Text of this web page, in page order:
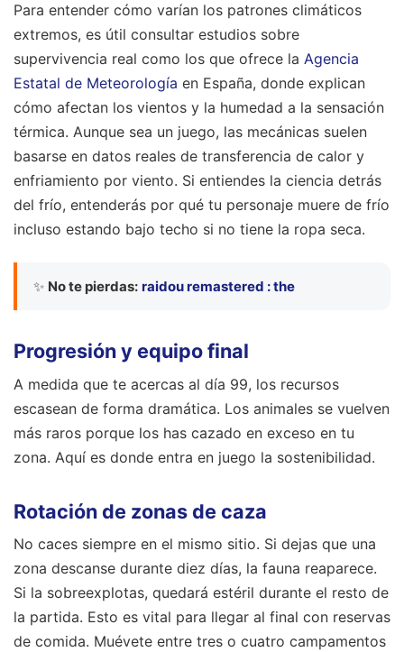
Para entender cómo varían los patrones climáticos
extremos, es útil consultar estudios sobre
supervivencia real como los que ofrece la Agencia
Estatal de Meteorología en España, donde explican
cómo afectan los vientos y la humedad a la sensación
térmica. Aunque sea un juego, las mecánicas suelen
basarse en datos reales de transferencia de calor y
enfriamiento por viento. Si entiendes la ciencia detrás
del frío, entenderás por qué tu personaje muere de frío
incluso estando bajo techo si no tiene la ropa seca.
✨ No te pierdas: raidou remastered : the
Progresión y equipo final
A medida que te acercas al día 99, los recursos
escasean de forma dramática. Los animales se vuelven
más raros porque los has cazado en exceso en tu
zona. Aquí es donde entra en juego la sostenibilidad.
Rotación de zonas de caza
No caces siempre en el mismo sitio. Si dejas que una
zona descanse durante diez días, la fauna reaparece.
Si la sobreexplotas, quedará estéril durante el resto de
la partida. Esto es vital para llegar al final con reservas
de comida. Muévete entre tres o cuatro campamentos